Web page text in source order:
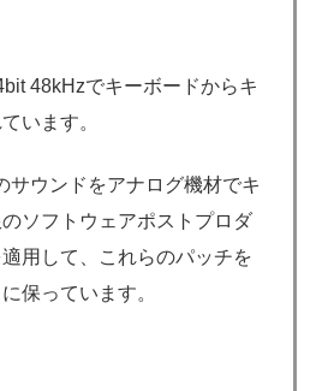
48kHzでキーボードからキ
います。
サウンドをアナログ機材でキ
ソフトウェアポストプロダ
用して、これらのパッチを
保っています。